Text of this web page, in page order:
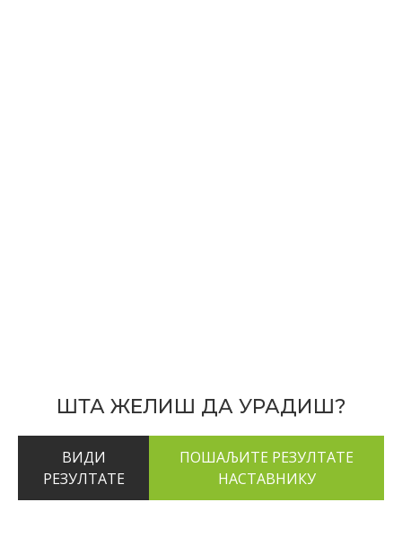
ШТА ЖЕЛИШ ДА УРАДИШ?
ВИДИ
РЕЗУЛТАТЕ